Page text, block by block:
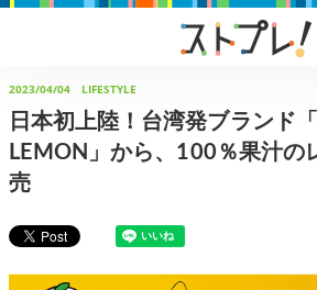
2023/04/04 LIFESTYLE
日本初上陸！台湾発ブランド
LEMON」から、100％果汁の
売